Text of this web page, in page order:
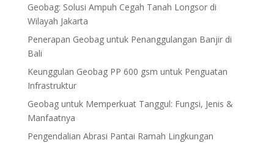
Geobag: Solusi Ampuh Cegah Tanah Longsor di
Wilayah Jakarta
Penerapan Geobag untuk Penanggulangan Banjir di
Bali
Keunggulan Geobag PP 600 gsm untuk Penguatan
Infrastruktur
Geobag untuk Memperkuat Tanggul: Fungsi, Jenis &
Manfaatnya
Pengendalian Abrasi Pantai Ramah Lingkungan